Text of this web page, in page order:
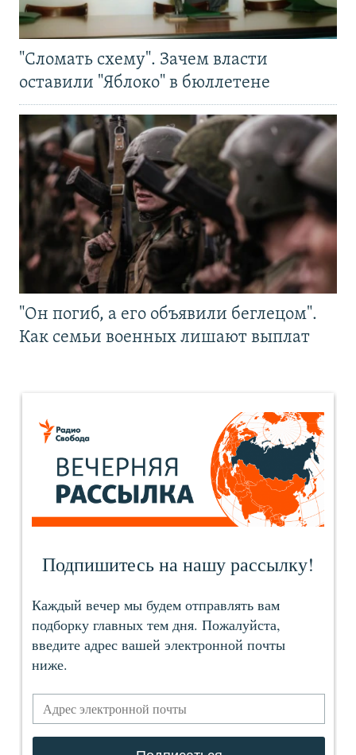
"Сломать схему". Зачем власти
оставили "Яблоко" в бюллетене
"Он погиб, а его объявили беглецом".
Как семьи военных лишают выплат